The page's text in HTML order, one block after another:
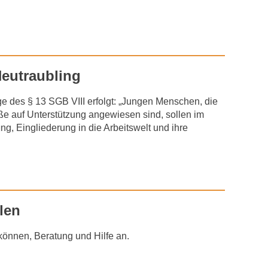
§ 13 SGB VIII erfolgt: „Jungen Menschen, die
auf Unterstützung angewiesen sind, sollen im
Eingliederung in die Arbeitswelt und ihre
Beratung und Hilfe an.